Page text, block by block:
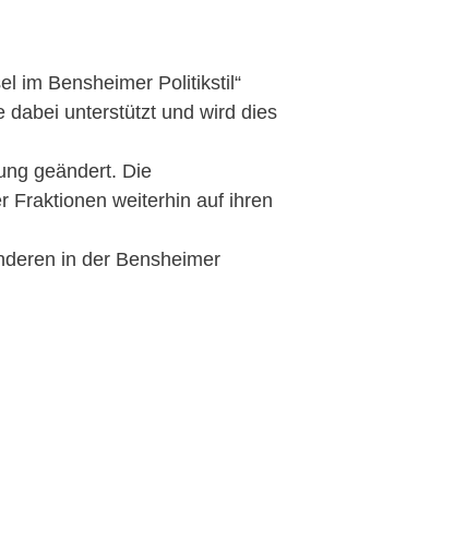
im Bensheimer Politikstil“
dabei unterstützt und wird dies
geändert. Die
Fraktionen weiterhin auf ihren
in der Bensheimer